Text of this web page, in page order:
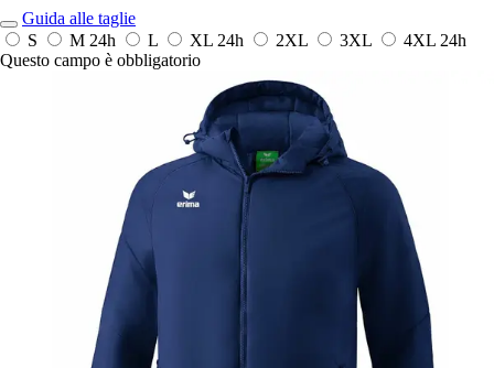
Guida alle taglie
S
M 24h L XL 24h 2XL 3XL 4XL 24h
Questo campo è obbligatorio